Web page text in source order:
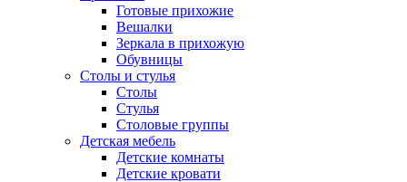
Готовые прихожие
Вешалки
Зеркала в прихожую
Обувницы
Столы и стулья
Столы
Стулья
Столовые группы
Детская мебель
Детские комнаты
Детские кровати